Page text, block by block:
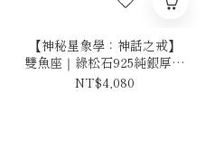
【神秘星象學：神話之戒】
雙魚座｜綠松石925純銀厚鍍
18k真金戒指 RMA012
NT$4,080